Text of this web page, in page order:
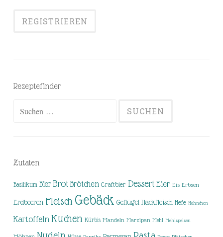
Rezeptefinder
Zutaten
Basilikum Bier Brot Brötchen Craftbier Dessert Eier Eis Erbsen
Erdbeeren Fleisch Gebäck Geflügel Hackfleisch Hefe Hähnchen
Kartoffeln Kuchen Kürbis Mandeln Marzipan Mehl Mehlspeisen